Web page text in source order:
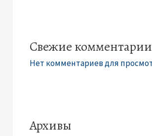
Свежие комментарии
Нет комментариев для
Архивы